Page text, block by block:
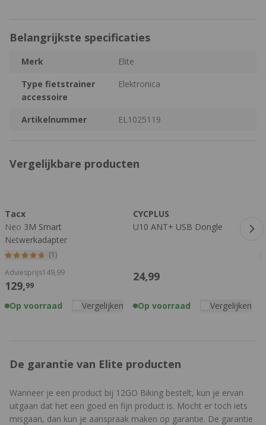
Belangrijkste specificaties
Merk
Elite
Type fietstrainer
accessoire
Elektronica
Artikelnummer EL1025119
Vergelijkbare producten
Tacx
Neo 3M Smart
Netwerkadapter
(1)
129,99
Adviesprijs149,99
Op voorraad Vergelijken
CYCPLUS
U10 ANT+ USB Dongle
24,99
Op voorraad Vergelijken
De garantie van Elite producten
Wanneer je een product bij 12GO Biking bestelt, kun je ervan
uitgaan dat het een goed en fijn product is. Mocht er toch iets
misgaan, dan kun je aanspraak maken op garantie. De garantie